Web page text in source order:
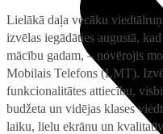
Lielākā daļa vecāku
izvēlas iegādāties augustā,
mācību gadam, – novērojis
Mobilais Telefons (LMT).
funkcionalitātes attiecību,
budžeta un vidējas klases
laiku, lielu ekrānu un